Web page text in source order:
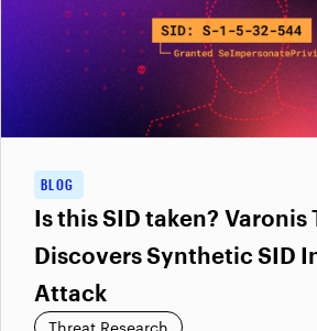
BLOG
Is this SID taken? Varonis
Discovers Synthetic SID
Attack
Threat Research